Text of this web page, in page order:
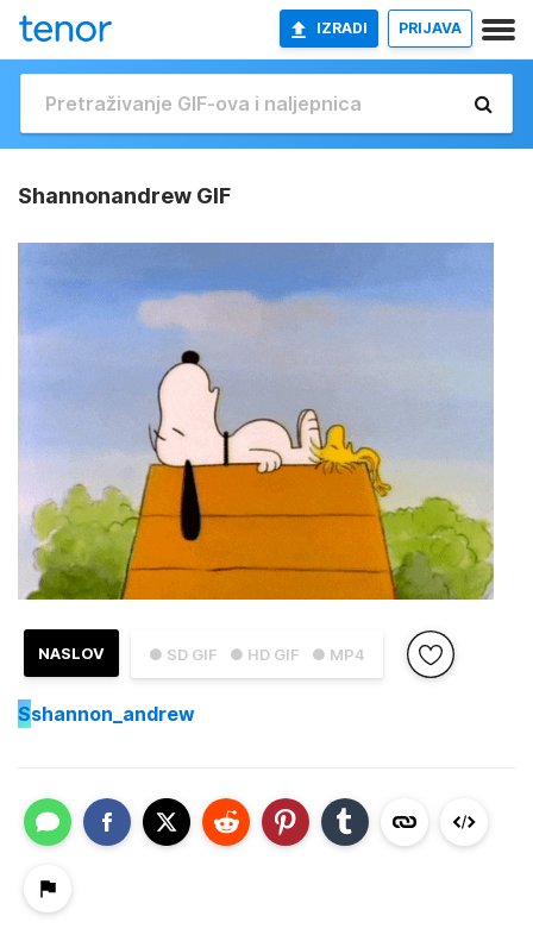
IZRADI PRIJAVA
Shannonandrew GIF
● SD GIF ● HD GIF ● MP4
NASLOV
Sshannon_andrew